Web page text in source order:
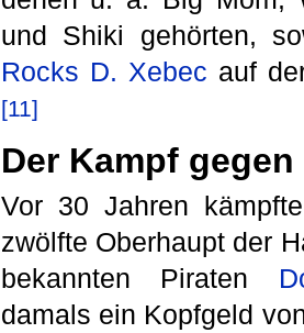
und Shiki gehörten,
Rocks D. Xebec auf
[11]
Der Kampf
Vor 30 Jahren
zwölfte Oberhaupt der
bekannten Piraten
damals ein Kopfgeld